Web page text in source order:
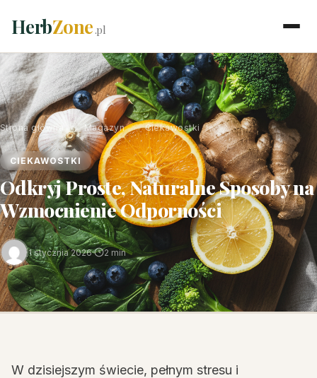
HerbZone.pl
Strona główna › Magazyn › Ciekawostki
CIEKAWOSTKI
Odkryj Proste, Naturalne Sposoby na
Wzmocnienie Odporności
1 stycznia 2026· 2 min
W dzisiejszym świecie, pełnym stresu i